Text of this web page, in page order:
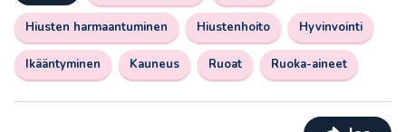
Hiusten harmaantuminen Hiustenhoito Hyvinvointi
Ikääntyminen Kauneus Ruoat Ruoka-aineet